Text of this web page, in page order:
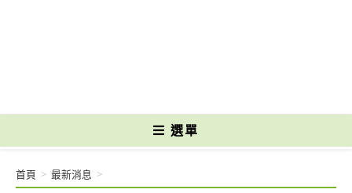
選單
首頁 > 最新消息 >